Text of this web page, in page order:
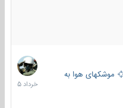
موشکهای هوا به سطح
30
خرداد
1405